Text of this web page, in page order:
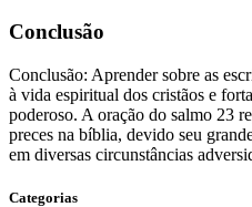
Conclusão
Conclusão: Aprender sobre as
à vida espiritual dos cristãos e
poderoso. A oração do salmo 23
preces na bíblia, devido seu
em diversas circunstâncias
Categorias